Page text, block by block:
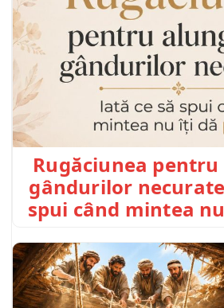
Rugăciunea
gândurilor
spui când mintea